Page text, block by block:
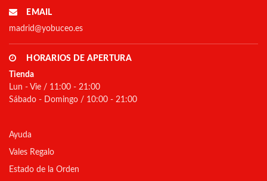
EMAIL
madrid@yobuceo.es
HORARIOS DE APERTURA
Tienda
Lun - Vie / 11:00 - 21:00
Sábado - Domingo / 10:00 - 21:00
Ayuda
Vales Regalo
Estado de la Orden